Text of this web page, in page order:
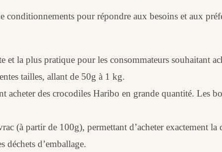
pour répondre aux besoins et aux
et la plus pratique pour les consommateurs souhaitant
tailles, allant de 50g à 1 kg.
acheter des crocodiles Haribo en grande quantité. Les
(à partir de 100g), permettant d’acheter exactement la
déchets d’emballage.